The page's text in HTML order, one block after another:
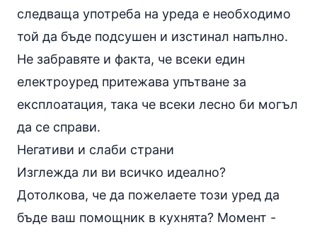
следваща употреба на уреда е необходимо
той да бъде подсушен и изстинал напълно.
Не забравяте и факта, че всеки един
електроуред притежава упътване за
експлоатация, така че всеки лесно би могъл
да се справи.
Негативи и слаби страни
Изглежда ли ви всичко идеално?
Дотолкова, че да пожелаете този уред да
бъде ваш помощник в кухнята? Момент -